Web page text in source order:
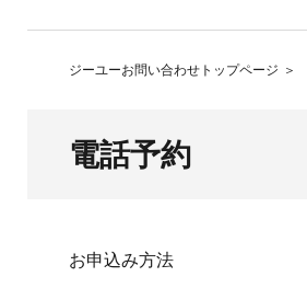
ジーユーお問い合わせトップページ ＞
電話予約
お申込み方法